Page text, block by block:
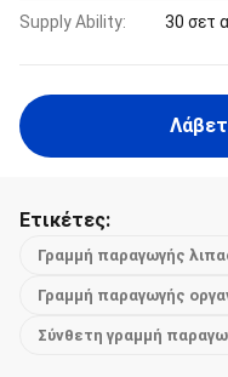
Supply Ability: 30 σετ
Ετικέτες:
Γραμμή παραγωγής
Γραμμή παραγωγής
Σύνθετη γραμμή